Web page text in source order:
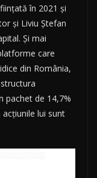
în 2021 și
și Liviu Ștefan
Și mai
care
din România,
pachet de 14,7%
lui sunt